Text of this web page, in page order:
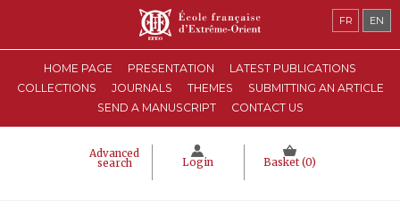
HOME PAGE PRESENTATION
LATEST PUBLICATIONS
COLLECTIONS
JOURNALS THEMES
SUBMITTING AN ARTICLE
SEND A MANUSCRIPT
CONTACT US
Advanced
search Login Basket (0)
FR EN